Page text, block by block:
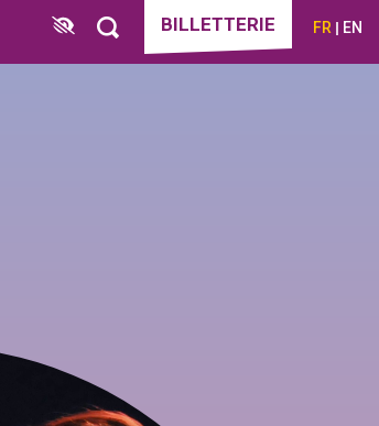
BILLETTERIE FR EN